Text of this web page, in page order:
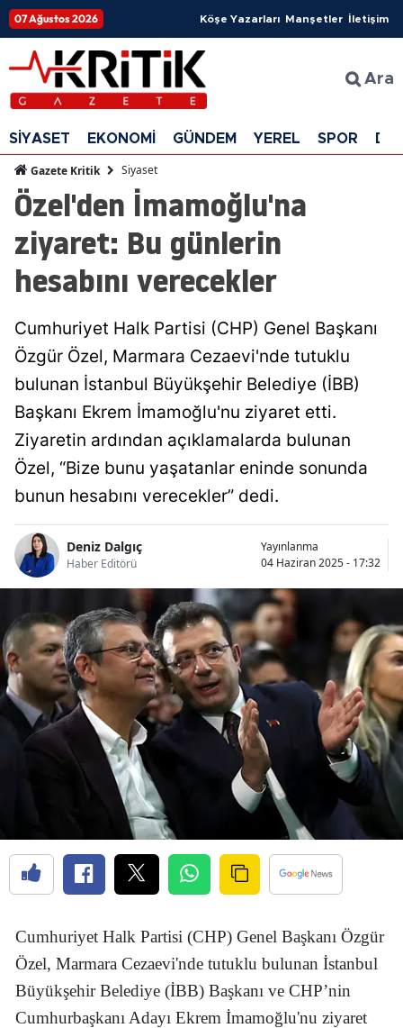
07 Ağustos 2026 Köşe Yazarları Manşetler İletişim
Ara
SİYASET EKONOMİ GÜNDEM YEREL SPOR
Gazete Kritik Siyaset
Özel'den İmamoğlu'na
ziyaret: Bu günlerin
hesabını verecekler
Cumhuriyet Halk Partisi (CHP) Genel Başkanı
Özgür Özel, Marmara Cezaevi'nde tutuklu
bulunan İstanbul Büyükşehir Belediye (İBB)
Başkanı Ekrem İmamoğlu'nu ziyaret etti.
Ziyaretin ardından açıklamalarda bulunan
Özel, “Bize bunu yaşatanlar eninde sonunda
bunun hesabını verecekler” dedi.
Deniz Dalgıç
Haber Editörü
Yayınlanma
04 Haziran 2025 - 17:32
Cumhuriyet Halk Partisi (CHP) Genel Başkanı Özgür
Özel, Marmara Cezaevi'nde tutuklu bulunan İstanbul
Büyükşehir Belediye (İBB) Başkanı ve CHP’nin
Cumhurbaşkanı Adayı Ekrem İmamoğlu'nu ziyaret